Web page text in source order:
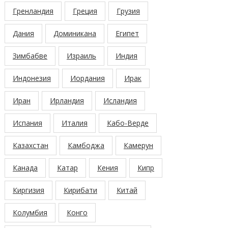
Гренландия Греция Грузия
Дания Доминикана Египет
Зимбабве Израиль Индия
Индонезия Иордания Ирак
Иран Ирландия Исландия
Испания Италия Кабо-Верде
Казахстан Камбоджа Камерун
Канада Катар Кения Кипр
Киргизия Кирибати Китай
Колумбия Конго